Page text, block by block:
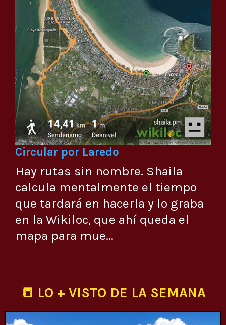
Circular por Laredo
Hay rutas sin nombre. Shaila
calcula mentalmente el tiempo
que tardará en hacerla y lo graba
en la Wikiloc, que ahí queda el
mapa para mue...
📒 LO + VISTO DE LA SEMANA